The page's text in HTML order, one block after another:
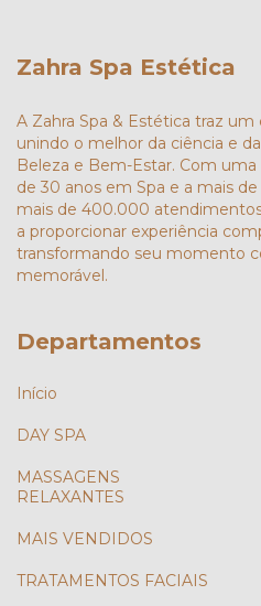
Zahra Spa Estética
A Zahra Spa & Estética traz
unindo o melhor da ciência e
Beleza e Bem-Estar. Com
de 30 anos em Spa e a mais
mais de 400.000
a proporcionar experiência
transformando seu momento
memorável.
Departamentos
Início
DAY SPA
MASSAGENS
RELAXANTES
MAIS VENDIDOS
TRATAMENTOS FACIAIS